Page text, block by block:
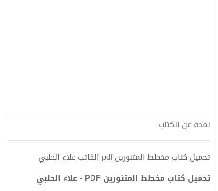
لمحة عن الكتاب
تحميل كتاب مخطط المتنورين pdf الكاتب علاء الحلبي
تحميل كتاب مخطط المتنورين PDF - علاء الحلبي